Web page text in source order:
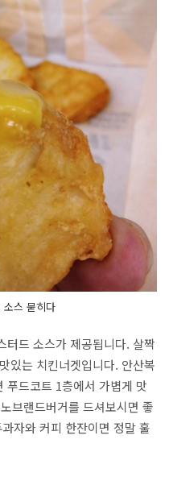
소스 묻히다
터드 소스가 제공됩니다. 살짝
있는 치킨너겟입니다. 안산복
푸드코트 1층에서 가볍게 맛
브랜드버거를 드셔보시면 좋
자와 커피 한잔이면 정말 훌